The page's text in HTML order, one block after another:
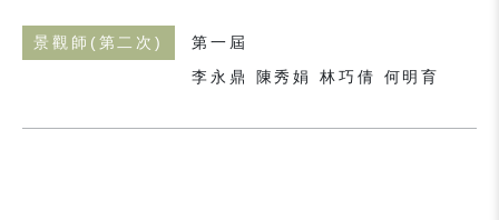
景觀師(第二次)
第一屆
李永鼎 陳秀娟 林巧倩 何明育